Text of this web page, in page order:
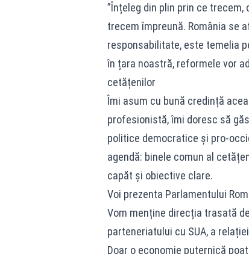
”Înțeleg din plin prin ce
trecem împreună. România se
responsabilitate, este temelia
în țara noastră, reformele vor
cetățenilor
Îmi asum cu bună credință
profesionistă, îmi doresc să
politice democratice și pro-
agendă: binele comun al
capăt și obiective clare.
Voi prezenta Parlamentului
Vom menține direcția trasată
parteneriatului cu SUA, a
Doar o economie puternică